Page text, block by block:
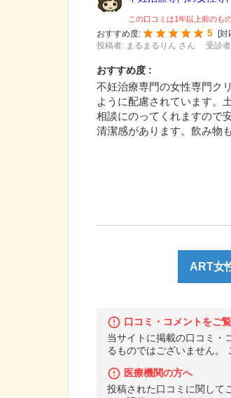
この口コミは1年以上前のも
おすすめ度:
5 [対
投稿者: まるまるりん さん
受診
おすすめ度 :
不妊治療専門の女性専門ク
ように配慮されています。
相談にのってくれますので
清潔感があります。飲み物
ART女
口コミ・コメントをご
当サイトに掲載の口コミ・
るものではございません。
医療機関の方へ
投稿された口コミに関して